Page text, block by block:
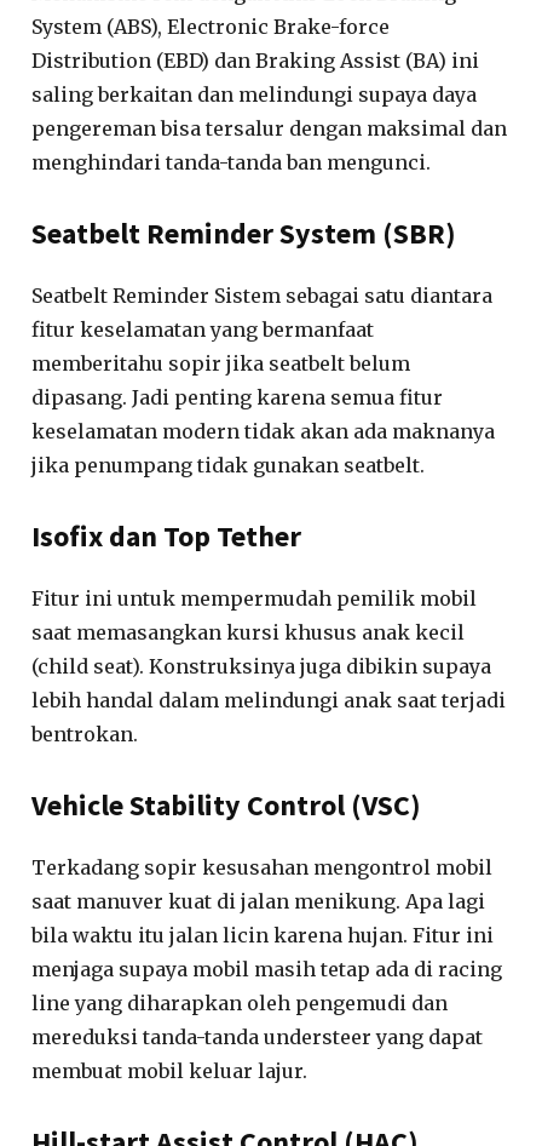
System (ABS), Electronic Brake-force
Distribution (EBD) dan Braking Assist (BA) ini
saling berkaitan dan melindungi supaya daya
pengereman bisa tersalur dengan maksimal dan
menghindari tanda-tanda ban mengunci.
Seatbelt Reminder System (SBR)
Seatbelt Reminder Sistem sebagai satu diantara
fitur keselamatan yang bermanfaat
memberitahu sopir jika seatbelt belum
dipasang. Jadi penting karena semua fitur
keselamatan modern tidak akan ada maknanya
jika penumpang tidak gunakan seatbelt.
Isofix dan Top Tether
Fitur ini untuk mempermudah pemilik mobil
saat memasangkan kursi khusus anak kecil
(child seat). Konstruksinya juga dibikin supaya
lebih handal dalam melindungi anak saat terjadi
bentrokan.
Vehicle Stability Control (VSC)
Terkadang sopir kesusahan mengontrol mobil
saat manuver kuat di jalan menikung. Apa lagi
bila waktu itu jalan licin karena hujan. Fitur ini
menjaga supaya mobil masih tetap ada di racing
line yang diharapkan oleh pengemudi dan
mereduksi tanda-tanda understeer yang dapat
membuat mobil keluar lajur.